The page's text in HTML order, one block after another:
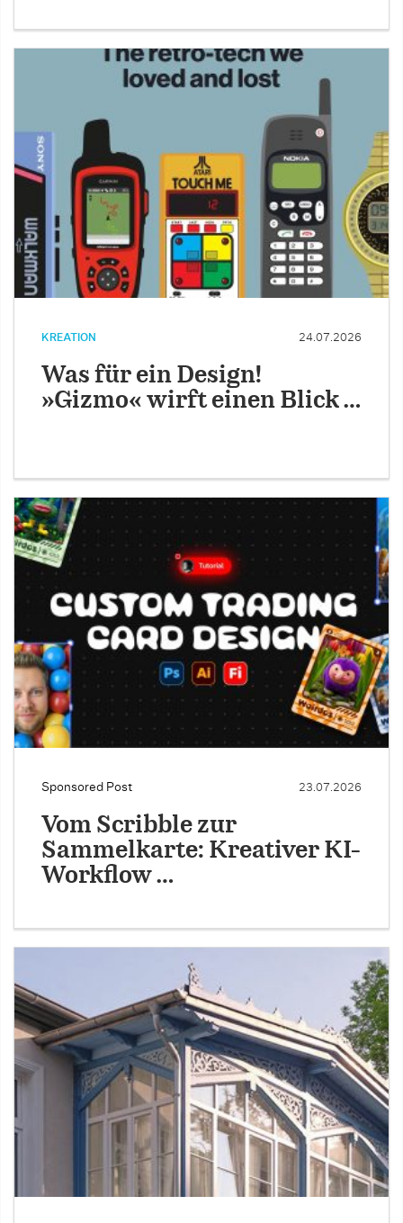
KREATION 24.07.2026
Was für ein Design!
»Gizmo« wirft einen Blick …
Sponsored Post 23.07.2026
Vom Scribble zur
Sammelkarte: Kreativer KI-
Workflow …